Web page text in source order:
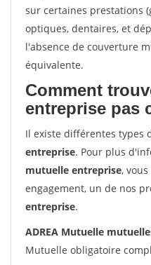
sur certaines prestations
optiques, dentaires, et
l'absence de couverture
équivalente.
Comment
entreprise pas
Il existe différentes types
entreprise. Pour plus
mutuelle entreprise,
engagement, un de nos
entreprise.
ADREA Mutuelle
Mutuelle obligatoire